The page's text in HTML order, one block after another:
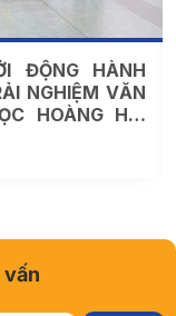
ĐỘNG HÀNH
NGHIỆM VĂN
HOÀNG HẢI